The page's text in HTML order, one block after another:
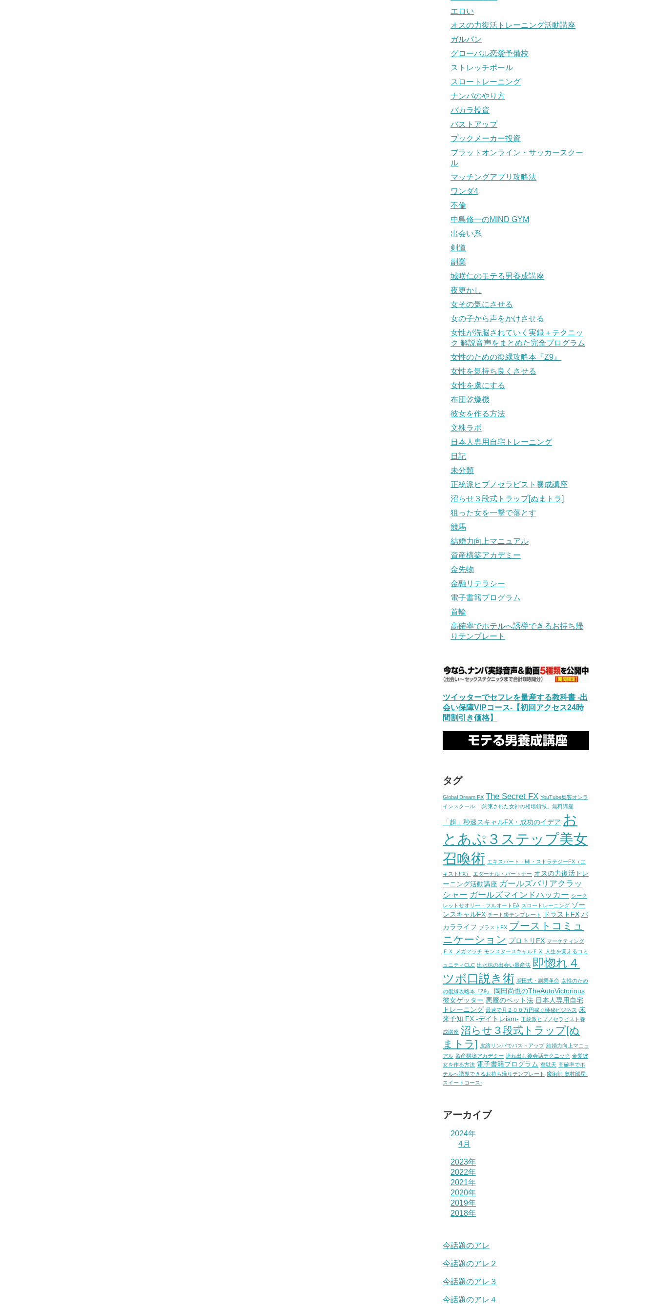
エロい
オスの力復活トレーニング活動講座
ガルパン
グローバル恋愛予備校
ストレッチポール
スロートレーニング
ナンパのやり方
バカラ投資
バストアップ
ブックメーカー投資
ブラットオンライン・サッカースクー
ル
マッチングアプリ攻略法
ワンダ4
不倫
中島修一のMIND GYM
出会い系
剣道
副業
城咲仁のモテる男養成講座
夜更かし
女その気にさせる
女の子から声をかけさせる
女性が洗脳されていく実録＋テクニッ
ク 解説音声をまとめた完全プログラム
女性のための復縁攻略本『Z9』
女性を気持ち良くさせる
女性を虜にする
布団乾燥機
彼女を作る方法
文殊ラボ
日本人専用自宅トレーニング
日記
未分類
正統派ヒプノセラピスト養成講座
沼らせ３段式トラップ[ぬまトラ]
狙った女を一撃で落とす
競馬
結婚力向上マニュアル
資産構築アカデミー
金先物
金融リテラシー
電子書籍プログラム
首輪
高確率でホテルへ誘導できるお持ち帰
りテンプレート
ツイッターでセフレを量産する教科書 -出
会い保障VIPコース-【初回アクセス24時
間割引き価格】
タグ
Global Dream FX The Secret FX YouTube集客オンラ
インスクール
「約束された女神の相場領域」無料講座
「超」秒速スキャルFX・成功のイデア お
とあぷ３ステップ美女
召喚術 エキスパート・MI・ストラテジーFX（エ
キストFX） エターナル・パートナー オスの力復活トレ
ーニング活動講座 ガールズバリアクラッ
シャー ガールズマインドハッカー シーク
レットセオリー・フルオートEA スロートレーニング ゾー
ンスキャルFX チート級テンプレート ドラストFX バ
カラライフ ブラストFX ブーストコミュ
ニケーション プロトリFX マーケティング
ＦＸ
メガマッチ モンスタースキャルＦＸ 人生を変えるコミ
ュニティCLC 出水聡の出会い量産法 即惚れ４
ツボ口説き術 増田式・副業革命 女性のため
の復縁攻略本『Z9』
岡田尚也のTheAutoVictorious
彼女ゲッター 悪魔のベット法 日本人専用自宅
トレーニング 最速で月２００万円稼ぐ極秘ビジネス 未
来予知 FX -デイトレism- 正統派ヒプノセラピスト養
成講座 沼らせ３段式トラップ[ぬ
まトラ] 皮絡リンパでバストアップ 結婚力向上マニュ
アル 資産構築アカデミー 連れ出し後会話テクニック 金髪彼
女を作る方法 電子書籍プログラム 韋駄天 高確率でホ
テルへ誘導できるお持ち帰りテンプレート 魔術師 奥村部屋-
スイートコース-
アーカイブ
2024年
4月
2023年
2022年
2021年
2020年
2019年
2018年
今話題のアレ
今話題のアレ２
今話題のアレ３
今話題のアレ４